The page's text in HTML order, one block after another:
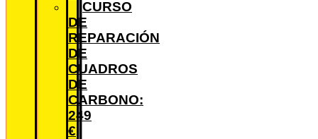
CURSO
DE
REPARACIÓN
DE
CUADROS
DE
CARBONO:
249
€